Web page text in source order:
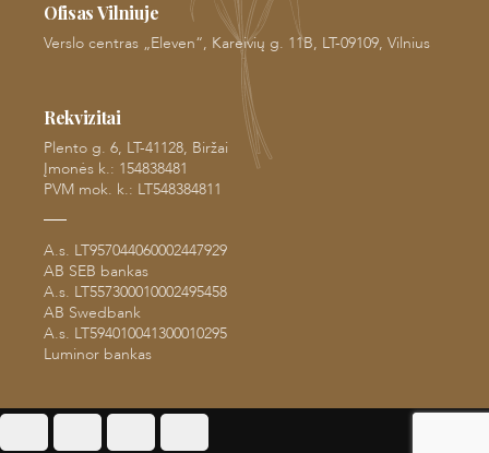
Ofisas Vilniuje
Verslo centras „Eleven“, Kareivių g. 11B, LT-09109, Vilnius
Rekvizitai
Plento g. 6, LT-41128, Biržai
Įmonės k.: 154838481
PVM mok. k.: LT548384811
A.s. LT957044060002447929
AB SEB bankas
A.s. LT557300010002495458
AB Swedbank
A.s. LT594010041300010295
Luminor bankas